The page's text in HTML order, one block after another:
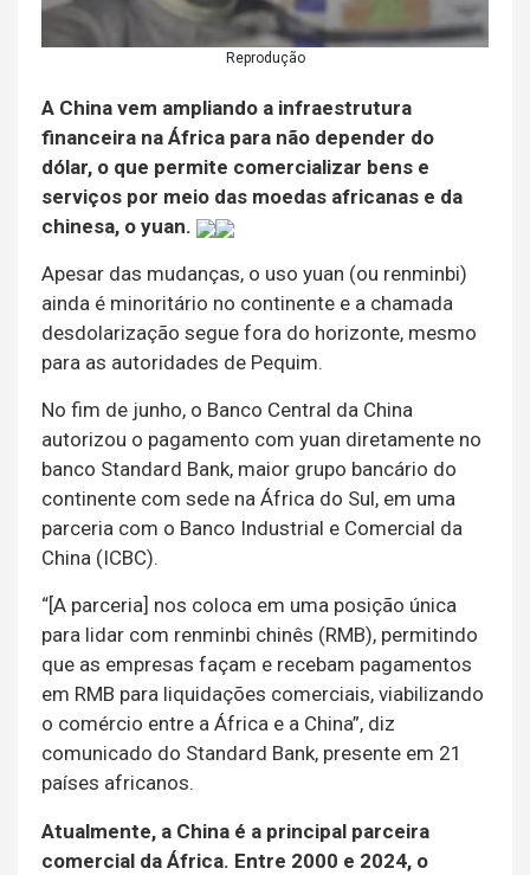
Reprodução
A China vem ampliando a infraestrutura
financeira na África para não depender do
dólar, o que permite comercializar bens e
serviços por meio das moedas africanas e da
chinesa, o yuan.
Apesar das mudanças, o uso yuan (ou renminbi)
ainda é minoritário no continente e a chamada
desdolarização segue fora do horizonte, mesmo
para as autoridades de Pequim.
No fim de junho, o Banco Central da China
autorizou o pagamento com yuan diretamente no
banco Standard Bank, maior grupo bancário do
continente com sede na África do Sul, em uma
parceria com o Banco Industrial e Comercial da
China (ICBC).
“[A parceria] nos coloca em uma posição única
para lidar com renminbi chinês (RMB), permitindo
que as empresas façam e recebam pagamentos
em RMB para liquidações comerciais, viabilizando
o comércio entre a África e a China”, diz
comunicado do Standard Bank, presente em 21
países africanos.
Atualmente, a China é a principal parceira
comercial da África. Entre 2000 e 2024, o